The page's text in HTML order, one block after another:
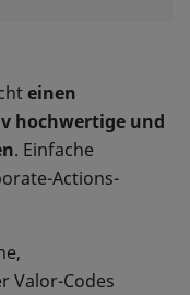
einen
hochwertige und
. Einfache
Actions-
Valor-Codes